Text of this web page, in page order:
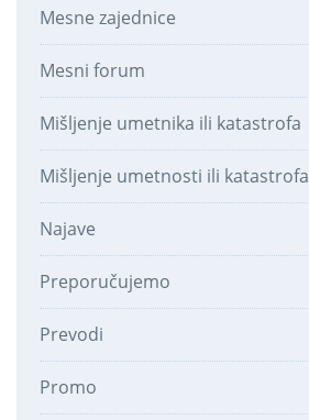
Mesne zajednice
Mesni forum
Mišljenje umetnika ili katastrofa
Mišljenje umetnosti ili katastrofa
Najave
Preporučujemo
Prevodi
Promo